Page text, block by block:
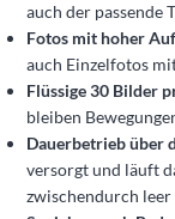
auch der passende
Fotos mit hoher
auch Einzelfotos
Flüssige 30 Bilder
bleiben
Dauerbetrieb über
versorgt und läuft
zwischendurch